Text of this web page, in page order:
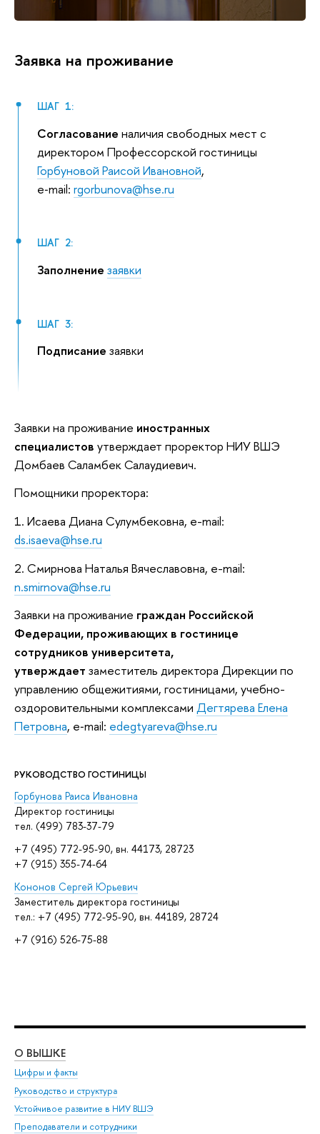
РУКОВОДСТВО ГОСТИНИЦЫ
Горбунова Раиса Ивановна
Директор гостиницы
тел. (499) 783-37-79
+7 (495) 772-95-90, вн. 44173, 28723
+7 (915) 355-74-64
Кононов Сергей Юрьевич
Заместитель директора гостиницы
тел.: +7 (495) 772-95-90, вн. 44189, 28724
+7 (916) 526-75-88
Заявка на проживание
ШАГ 1:
Согласование наличия свободных мест с
директором Профессорской гостиницы
Горбуновой Раисой Ивановной,
e‑mail: rgorbunova@hse.ru
ШАГ 2:
Заполнение заявки
ШАГ 3:
Подписание заявки
Заявки на проживание иностранных
специалистов утверждает проректор НИУ ВШЭ
Домбаев Саламбек Салаудиевич.
Помощники проректора:
1. Исаева Диана Сулумбековна, e-mail:
ds.isaeva@hse.ru
2. Смирнова Наталья Вячеславовна, e-mail:
n.smirnova@hse.ru
​Заявки на проживание граждан Российской
Федерации, проживающих в гостинице
сотрудников университета,
утверждает заместитель директора Дирекции по
управлению общежитиями, гостиницами, учебно-
оздоровительными комплексами Дегтярева Елена
Петровна, e‑mail: edegtyareva@hse.ru
О ВЫШКЕ
Цифры и факты
Руководство и структура
Устойчивое развитие в НИУ ВШЭ
Преподаватели и сотрудники